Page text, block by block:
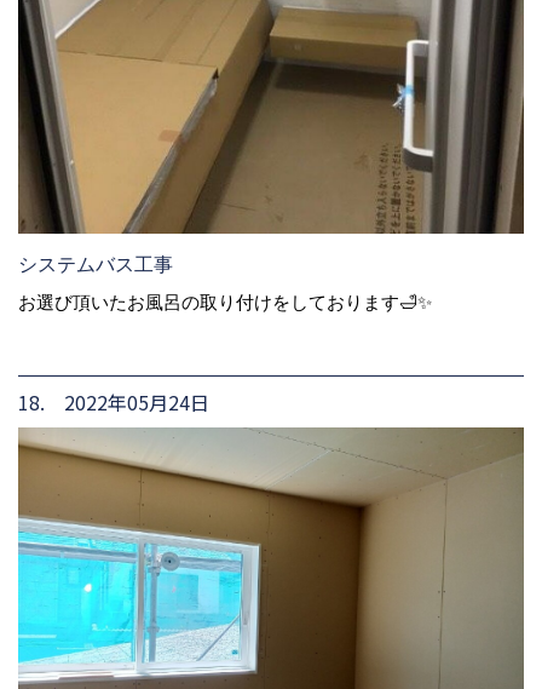
システムバス工事
お選び頂いたお風呂の取り付けをしております🛁✨
18. 2022年05月24日